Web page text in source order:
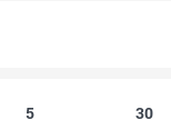
5 30